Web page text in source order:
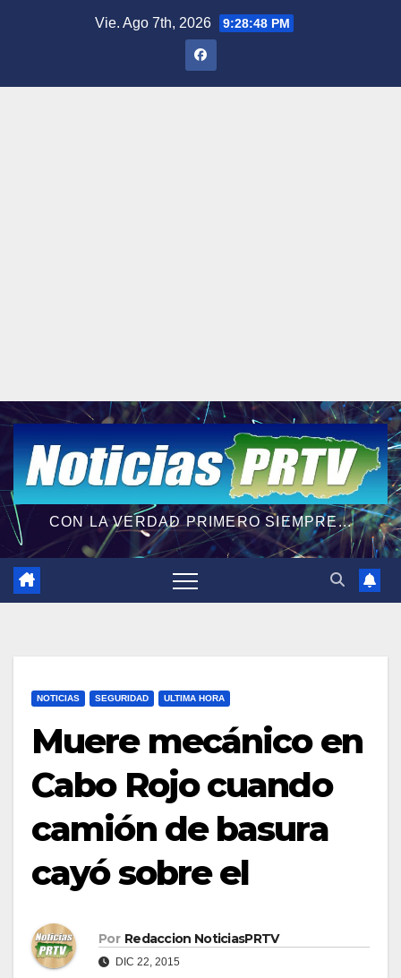
Vie. Ago 7th, 2026 9:28:49 PM
CON LA VERDAD PRIMERO SIEMPRE...
NOTICIAS SEGURIDAD ULTIMA HORA
Muere mecánico en
Cabo Rojo cuando
camión de basura
cayó sobre el
Por Redaccion NoticiasPRTV
DIC 22, 2015